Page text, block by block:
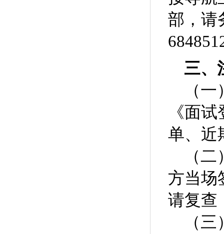
部，请
三、
（
《面
单、近
（
方当场
请复查
（